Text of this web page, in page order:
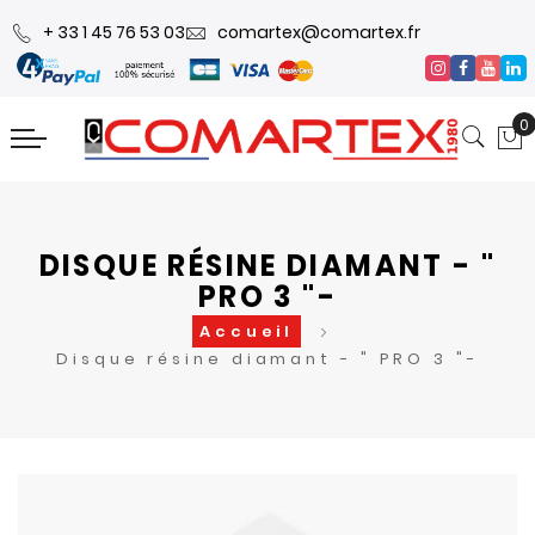
+ 33 1 45 76 53 03 comartex@comartex.fr
0
DISQUE RÉSINE DIAMANT - "
PRO 3 "-
Accueil
Disque résine diamant - " PRO 3 "-